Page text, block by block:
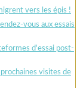
vers les épis !
vous aux essais
d'essai post-
visites de